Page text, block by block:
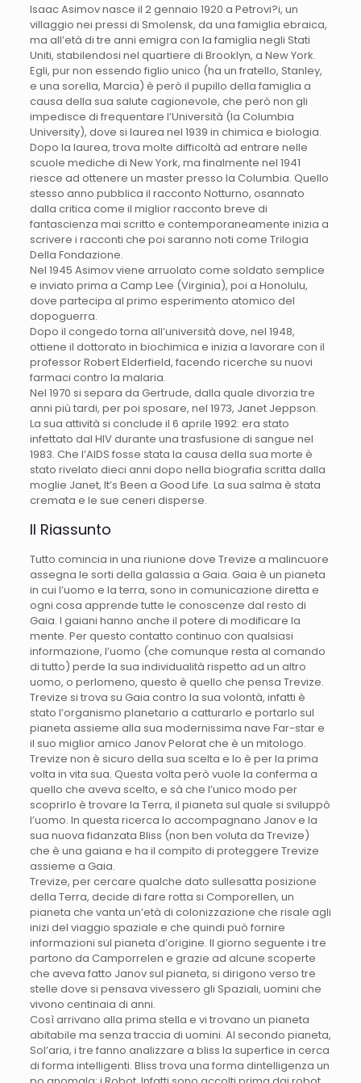
Isaac Asimov nasce il 2 gennaio 1920 a Petrovi?i, un
villaggio nei pressi di Smolensk, da una famiglia ebraica,
ma all’età di tre anni emigra con la famiglia negli Stati
Uniti, stabilendosi nel quartiere di Brooklyn, a New York.
Egli, pur non essendo figlio unico (ha un fratello, Stanley,
e una sorella, Marcia) è però il pupillo della famiglia a
causa della sua salute cagionevole, che però non gli
impedisce di frequentare l’Università (la Columbia
University), dove si laurea nel 1939 in chimica e biologia.
Dopo la laurea, trova molte difficoltà ad entrare nelle
scuole mediche di New York, ma finalmente nel 1941
riesce ad ottenere un master presso la Columbia. Quello
stesso anno pubblica il racconto Notturno, osannato
dalla critica come il miglior racconto breve di
fantascienza mai scritto e contemporaneamente inizia a
scrivere i racconti che poi saranno noti come Trilogia
Della Fondazione.
Nel 1945 Asimov viene arruolato come soldato semplice
e inviato prima a Camp Lee (Virginia), poi a Honolulu,
dove partecipa al primo esperimento atomico del
dopoguerra.
Dopo il congedo torna all’università dove, nel 1948,
ottiene il dottorato in biochimica e inizia a lavorare con il
professor Robert Elderfield, facendo ricerche su nuovi
farmaci contro la malaria.
Nel 1970 si separa da Gertrude, dalla quale divorzia tre
anni più tardi, per poi sposare, nel 1973, Janet Jeppson.
La sua attività si conclude il 6 aprile 1992: era stato
infettato dal HIV durante una trasfusione di sangue nel
1983. Che l’AIDS fosse stata la causa della sua morte è
stato rivelato dieci anni dopo nella biografia scritta dalla
moglie Janet, It’s Been a Good Life. La sua salma è stata
cremata e le sue ceneri disperse.
Il Riassunto
Tutto comincia in una riunione dove Trevize a malincuore
assegna le sorti della galassia a Gaia. Gaia è un pianeta
in cui l’uomo e la terra, sono in comunicazione diretta e
ogni cosa apprende tutte le conoscenze dal resto di
Gaia. I gaiani hanno anche il potere di modificare la
mente. Per questo contatto continuo con qualsiasi
informazione, l’uomo (che comunque resta al comando
di tutto) perde la sua individualità rispetto ad un altro
uomo, o perlomeno, questo è quello che pensa Trevize.
Trevize si trova su Gaia contro la sua volontà, infatti è
stato l’organismo planetario a catturarlo e portarlo sul
pianeta assieme alla sua modernissima nave Far-star e
il suo miglior amico Janov Pelorat che è un mitologo.
Trevize non è sicuro della sua scelta e lo è per la prima
volta in vita sua. Questa volta però vuole la conferma a
quello che aveva scelto, e sà che l’unico modo per
scoprirlo è trovare la Terra, il pianeta sul quale si sviluppò
l’uomo. In questa ricerca lo accompagnano Janov e la
sua nuova fidanzata Bliss (non ben voluta da Trevize)
che è una gaiana e ha il compito di proteggere Trevize
assieme a Gaia.
Trevize, per cercare qualche dato sullesatta posizione
della Terra, decide di fare rotta si Comporellen, un
pianeta che vanta un’età di colonizzazione che risale agli
inizi del viaggio spaziale e che quindi può fornire
informazioni sul pianeta d’origine. Il giorno seguente i tre
partono da Camporrelen e grazie ad alcune scoperte
che aveva fatto Janov sul pianeta, si dirigono verso tre
stelle dove si pensava vivessero gli Spaziali, uomini che
vivono centinaia di anni.
Così arrivano alla prima stella e vi trovano un pianeta
abitabile ma senza traccia di uomini. Al secondo pianeta,
Sol’aria, i tre fanno analizzare a bliss la superfice in cerca
di forma intelligenti. Bliss trova una forma dintelligenza un